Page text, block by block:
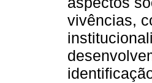
vivências,